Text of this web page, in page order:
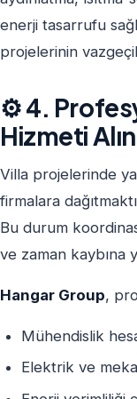
enerji tasarrufu
projelerinin
⚙️ 4.
Hizmeti Alın
Villa projelerinde
firmalara
Bu durum
ve zaman kaybına
Hangar Group,
Mühendislik
Elektrik ve